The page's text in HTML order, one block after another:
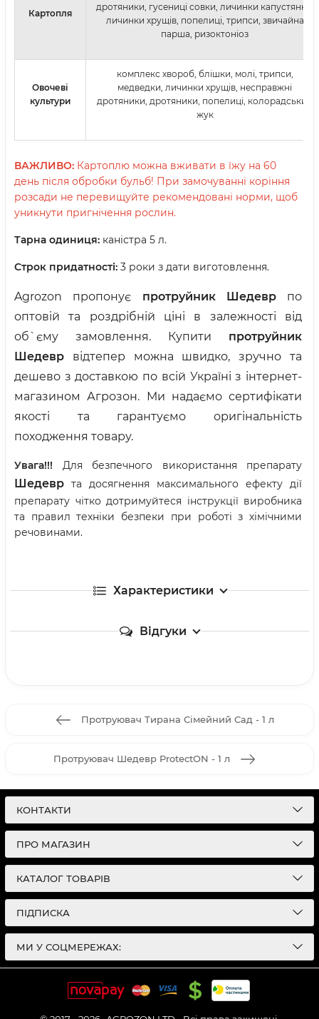
Картопля
дротяники, гусениці совки, личинки капустянки,
личинки хрущів, попелиці, трипси, звичайна
парша, ризоктоніоз
Овочеві
культури
комплекс хвороб, блішки, молі, трипси,
медведки, личинки хрущів, несправжні
дротяники, дротяники, попелиці, колорадський
жук
ВАЖЛИВО: Картоплю можна вживати в їжу на 60
день після обробки бульб! При замочуванні коріння
розсади не перевищуйте рекомендовані норми, щоб
уникнути пригнічення рослин.
Тарна одиниця: каністра 5 л.
Строк придатності: 3 роки з дати виготовлення.
Agrozon пропонує протруйник Шедеврпо
оптовій та роздрібній ціні в залежності від
об`єму замовлення. Купити протруйник
Шедевр відтепер можна швидко, зручно та
дешево з доставкою по всій Україні з інтернет-
магазином Агрозон. Ми надаємо сертифікати
якості та гарантуємо оригінальність
походження товару.
Увага!!! Для безпечного використання препарату
Шедевр та досягнення максимального ефекту дії
препарату чітко дотримуйтеся інструкції виробника
та правил техніки безпеки при роботі з хімічними
речовинами.
Характеристики
Відгуки
Протруювач Тирана Сімейний Сад - 1 л
Протруювач Шедевр ProtectON - 1 л
КОНТАКТИ
ПРО МАГАЗИН
КАТАЛОГ ТОВАРІВ
ПІДПИСКА
МИ У СОЦМЕРЕЖАХ: